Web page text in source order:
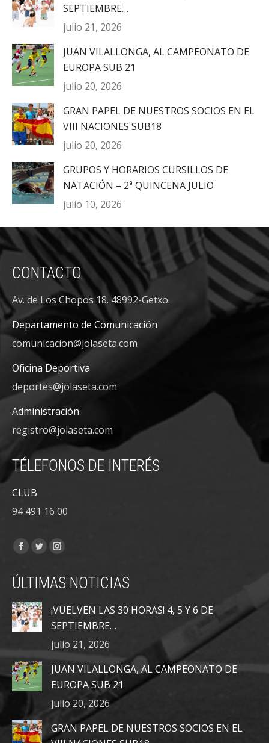
SEPTIEMBRE…
julio 21, 2026
JUAN VILALLONGA, AL CAMPEONATO DE
EUROPA SUB 21
julio 20, 2026
GRAN PAPEL DE NUESTROS SOCIOS EN EL
VIII NACIONES SUB18
julio 20, 2026
GRUPOS Y HORARIOS CURSILLOS DE
NATACIÓN – 2ª QUINCENA JULIO
julio 10, 2026
CONTACTO
Av. de Los Chopos 18. 48992-Getxo.
Departamento de Comunicación
comunicacion@jolaseta.com
Oficina Deportiva
deportes@jolaseta.com
Administración
registro@jolaseta.com
TÉLEFONOS DE INTERÉS
CLUB
94 491 16 00
Encuéntranos en:
Facebook
opens
in
new
window
Twitter
opens
in
new
window
Instagram
opens
new
window
ÚLTIMAS NOTICIAS
¡VUELVEN LAS 30 HORAS! 4, 5 Y 6 DE
SEPTIEMBRE…
julio 21, 2026
JUAN VILALLONGA, AL CAMPEONATO DE
EUROPA SUB 21
julio 20, 2026
GRAN PAPEL DE NUESTROS SOCIOS EN EL